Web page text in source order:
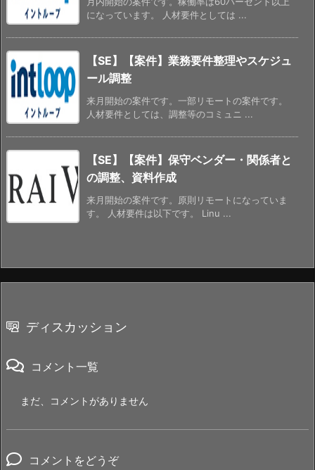
になっています。 人材要件としては ...
【SE】【案件】業務要件整理やスケジュ
ール調整
来月開始の案件です。一部リモートの案件です。
人材要件としては、調整等のコミュニ ...
【SE】【案件】保守ベンダー・関係者と
の調整、資料作成
来月開始の案件です。原則リモートになっていま
す。 人材要件は以下です。 Linu ...
ディスカッション
コメント一覧
まだ、コメントがありません
コメントをどうぞ